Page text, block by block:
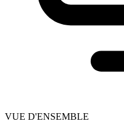
VUE D'ENSEMBLE